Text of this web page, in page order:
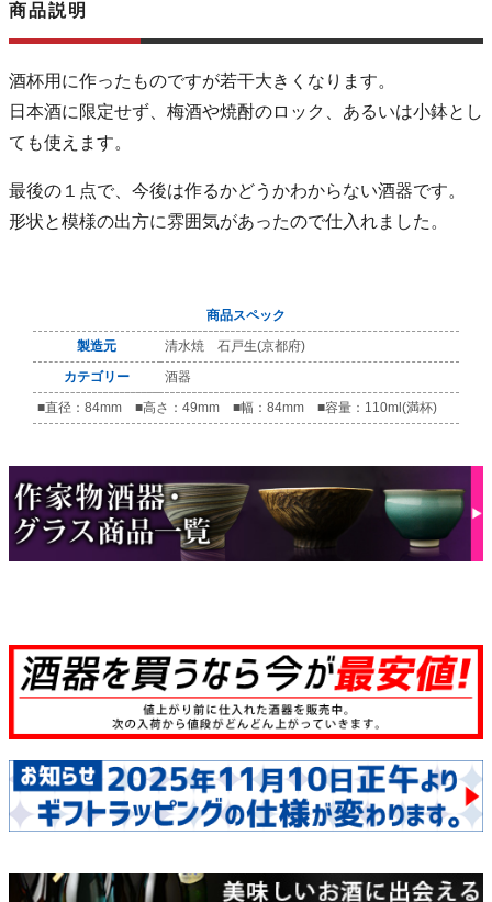
商品説明
酒杯用に作ったものですが若干大きくなります。
日本酒に限定せず、梅酒や焼酎のロック、あるいは小鉢とし
ても使えます。
最後の１点で、今後は作るかどうかわからない酒器です。
形状と模様の出方に雰囲気があったので仕入れました。
商品スペック
製造元
清水焼 石戸生(京都府)
カテゴリー
酒器
■直径：84mm ■高さ：49mm ■幅：84mm ■容量：110ml(満杯)